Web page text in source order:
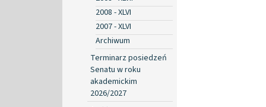
2008 - XLVI
2007 - XLVI
Archiwum
Terminarz posiedzeń
Senatu w roku
akademickim
2026/2027